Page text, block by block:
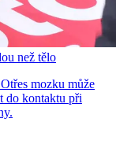
než tělo
mozku může
do kontaktu při